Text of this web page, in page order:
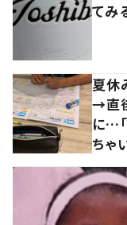
てみ
夏休
→直
に…
ちゃ